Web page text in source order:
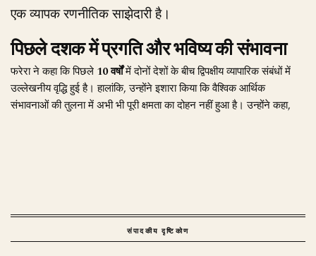
एक व्यापक रणनीतिक साझेदारी है।
पिछले दशक में प्रगति और भविष्य की संभावना
फरेरा ने कहा कि पिछले 10 वर्षोंमें दोनों देशों के बीच द्विपक्षीय व्यापारिक संबंधों में
उल्लेखनीय वृद्धि हुई है। हालांकि, उन्होंने इशारा किया कि वैश्विक आर्थिक
संभावनाओं की तुलना में अभी भी पूरी क्षमता का दोहन नहीं हुआ है। उन्होंने कहा,
संपादकीय दृष्टिकोण